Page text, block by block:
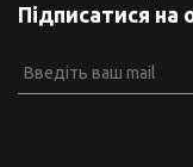
Підписатися на